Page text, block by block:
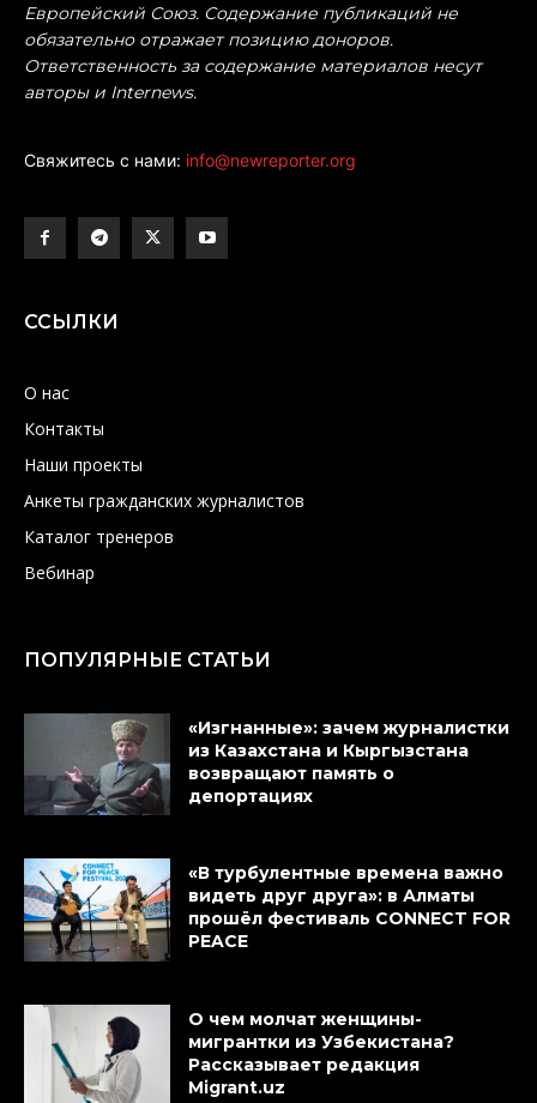
Европейский Союз. Содержание публикаций не
обязательно отражает позицию доноров.
Ответственность за содержание материалов несут
авторы и Internews.
Свяжитесь с нами: info@newreporter.org
ССЫЛКИ
О нас
Контакты
Наши проекты
Анкеты гражданских журналистов
Каталог тренеров
Вебинар
ПОПУЛЯРНЫЕ СТАТЬИ
«Изгнанные»: зачем журналистки
из Казахстана и Кыргызстана
возвращают память о
депортациях
«В турбулентные времена важно
видеть друг друга»: в Алматы
прошёл фестиваль CONNECT FOR
PEACE
О чем молчат женщины-
мигрантки из Узбекистана?
Рассказывает редакция
Migrant.uz